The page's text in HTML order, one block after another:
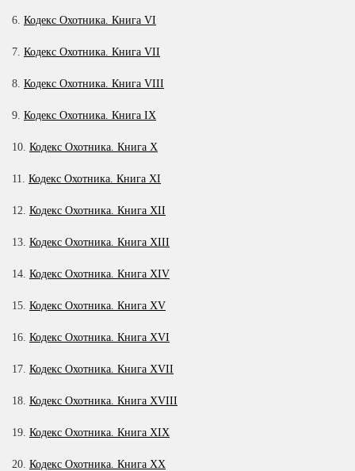
19
20
21
6. Кодекс Охотника. Книга VI
7. Кодекс Охотника. Книга VII
8. Кодекс Охотника. Книга VIII
9. Кодекс Охотника. Книга IX
10. Кодекс Охотника. Книга X
11. Кодекс Охотника. Книга XI
12. Кодекс Охотника. Книга XII
13. Кодекс Охотника. Книга XIII
14. Кодекс Охотника. Книга XIV
15. Кодекс Охотника. Книга XV
16. Кодекс Охотника. Книга XVI
17. Кодекс Охотника. Книга XVII
18. Кодекс Охотника. Книга XVIII
19. Кодекс Охотника. Книга XIX
20. Кодекс Охотника. Книга ХХ